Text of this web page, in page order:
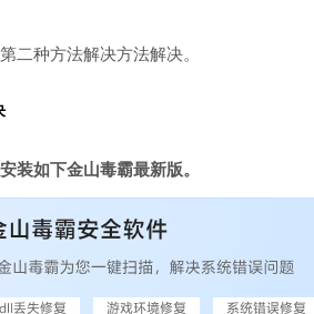
二种方法解决方法解决。
装如下金山毒霸最新版。